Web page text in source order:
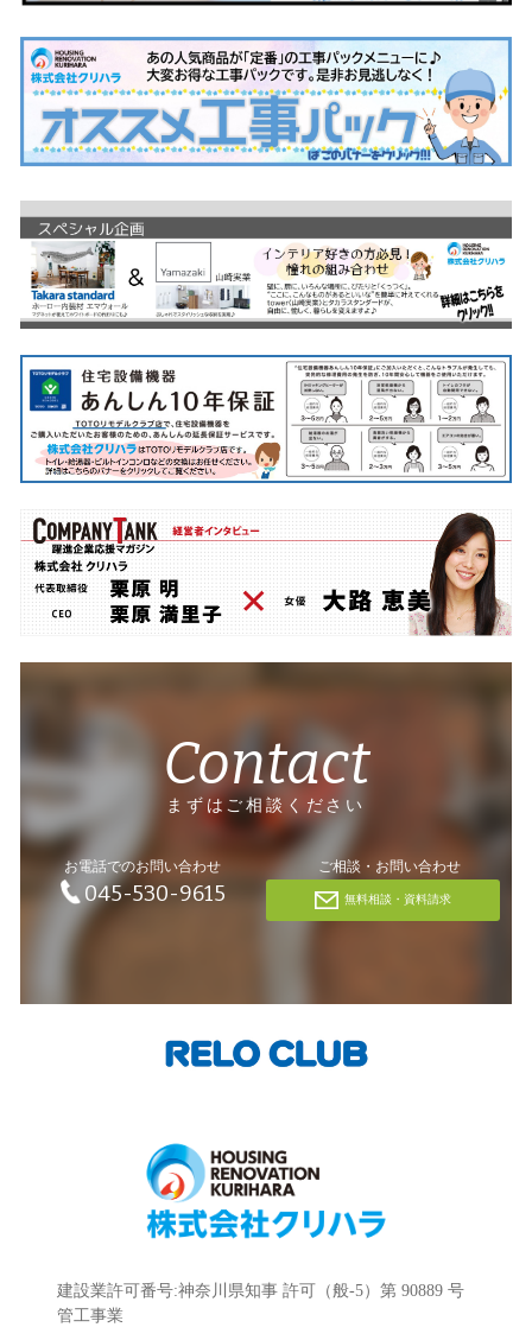
Contact
まずはご相談ください
お電話でのお問い合わせ
045-530-9615
ご相談・お問い合わせ
無料相談・資料請求
建設業許可番号:神奈川県知事 許可（般-5）第 90889 号
管工事業